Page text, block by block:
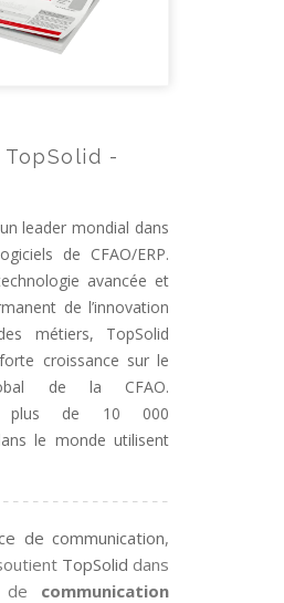
TopSolid -
leader mondial dans
de CFAO/ERP.
avancée et
de l’innovation
métiers, TopSolid
croissance sur le
de la CFAO.
plus de 10 000
le monde utilisent
de communication,
TopSolid dans
de communication